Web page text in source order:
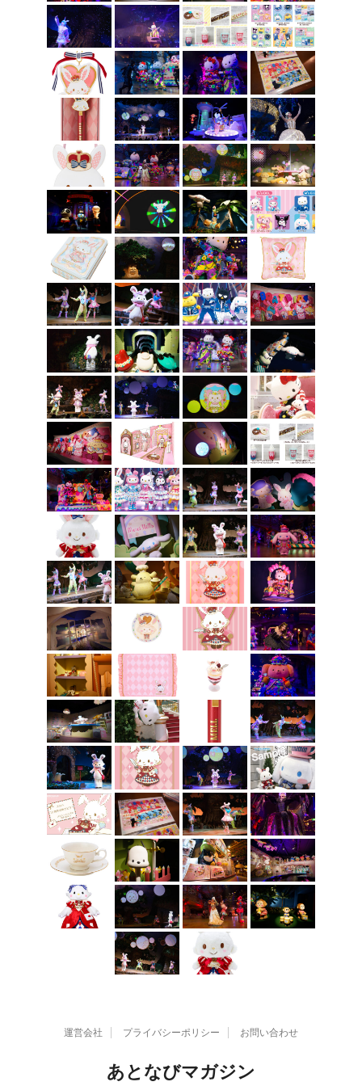
運営会社 プライバシーポリシー お問い合わせ
あとなびマガジン